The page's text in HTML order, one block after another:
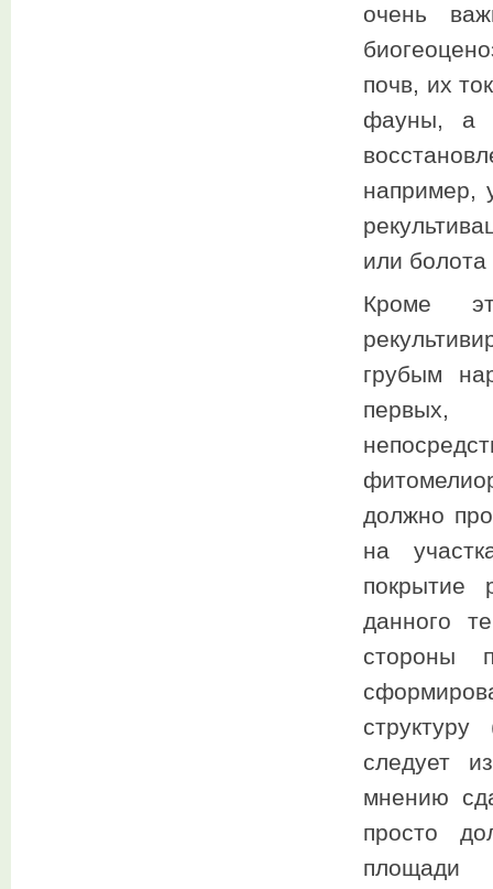
очень
почв, их
фауны, а
например,
или болота
Кроме
грубым
первых,
должно
на
покрытие
данного
стороны
следует
мнению
просто
площади